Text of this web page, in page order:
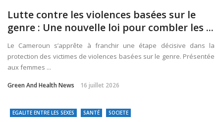
Lutte contre les violences basées sur le
genre : Une nouvelle loi pour combler les ...
Le Cameroun s’apprête à franchir une étape décisive dans la
protection des victimes de violences basées sur le genre. Présentée
aux femmes ...
Green And Health News 16 juillet 2026
EGALITE ENTRE LES SEXES SANTÉ SOCIETE